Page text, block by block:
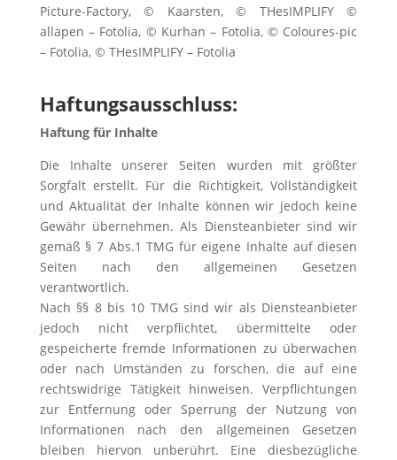
Picture-Factory, © Kaarsten, © THesIMPLIFY ©
allapen – Fotolia, © Kurhan – Fotolia, © Coloures-pic
– Fotolia, © THesIMPLIFY – Fotolia
Haftungsausschluss:
Haftung für Inhalte
Die Inhalte unserer Seiten wurden mit größter
Sorgfalt erstellt. Für die Richtigkeit, Vollständigkeit
und Aktualität der Inhalte können wir jedoch keine
Gewähr übernehmen. Als Diensteanbieter sind wir
gemäß § 7 Abs.1 TMG für eigene Inhalte auf diesen
Seiten nach den allgemeinen Gesetzen
verantwortlich.
Nach §§ 8 bis 10 TMG sind wir als Diensteanbieter
jedoch nicht verpflichtet, übermittelte oder
gespeicherte fremde Informationen zu überwachen
oder nach Umständen zu forschen, die auf eine
rechtswidrige Tätigkeit hinweisen. Verpflichtungen
zur Entfernung oder Sperrung der Nutzung von
Informationen nach den allgemeinen Gesetzen
bleiben hiervon unberührt. Eine diesbezügliche